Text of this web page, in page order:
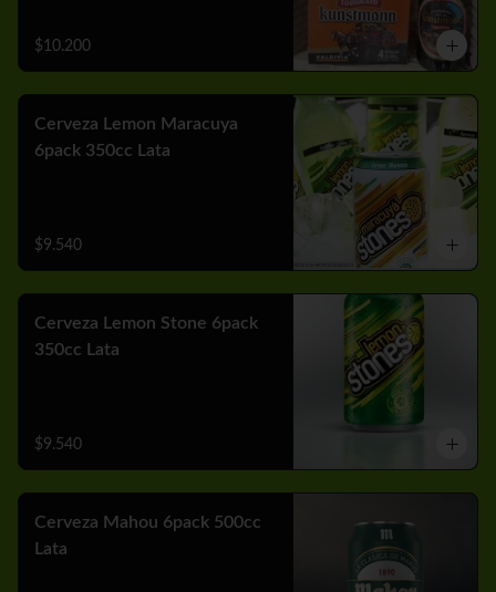
$10.200
Cerveza Lemon Maracuya
6pack 350cc Lata
$9.540
Cerveza Lemon Stone 6pack
350cc Lata
$9.540
Cerveza Mahou 6pack 500cc
Lata